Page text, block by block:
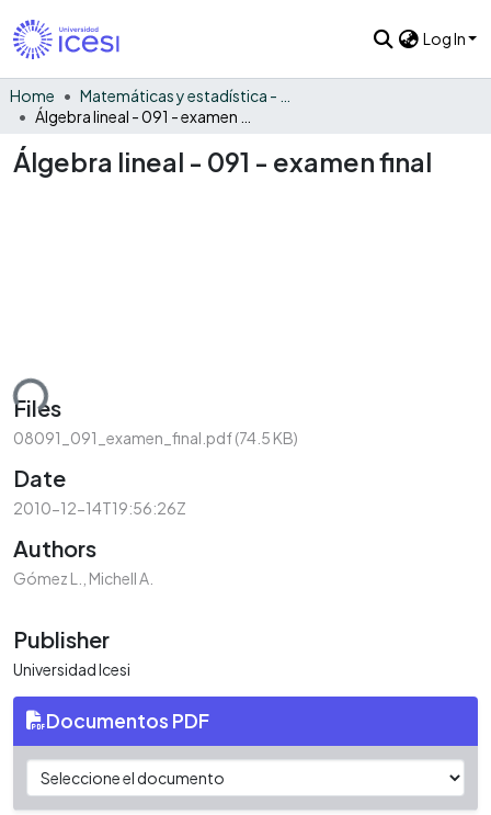
Log In
Home
Álgebra lineal - 091 - examen final
Files
08091_091_examen_final.pdf(74.5 KB)
Date
2010-12-14T19:56:26Z
Authors
Gómez L., Michell A.
Publisher
Universidad Icesi
Documentos PDF